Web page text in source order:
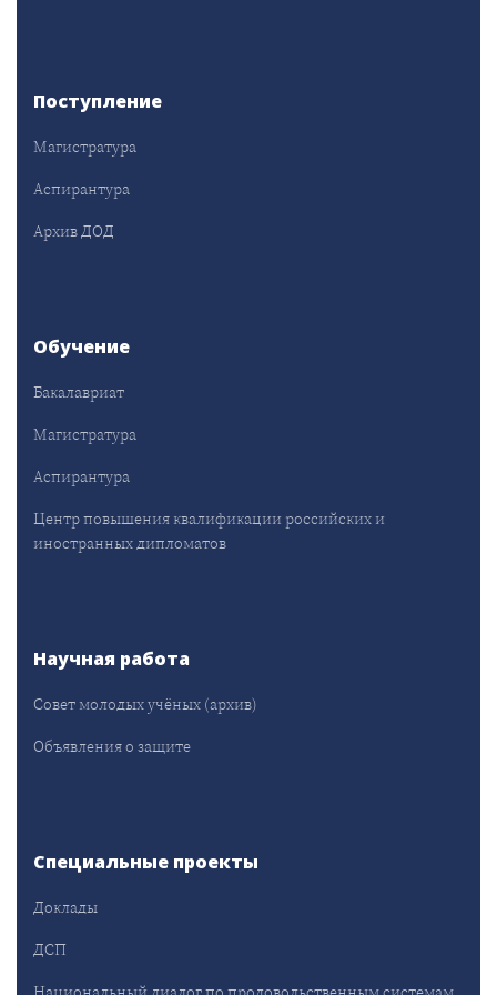
Поступление
Магистратура
Аспирантура
Архив ДОД
Обучение
Бакалавриат
Магистратура
Аспирантура
Центр повышения квалификации российских и
иностранных дипломатов
Научная работа
Совет молодых учёных (архив)
Объявления о защите
Специальные проекты
Доклады
ДСП